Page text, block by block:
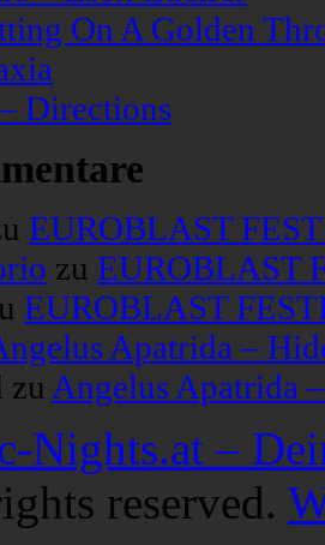
On A Golden
Directions
EUROBLAST
zu EUROBLAST
EUROBLAST
Apatrida –
zu Angelus Apatrida
Nights.at –
reserved.